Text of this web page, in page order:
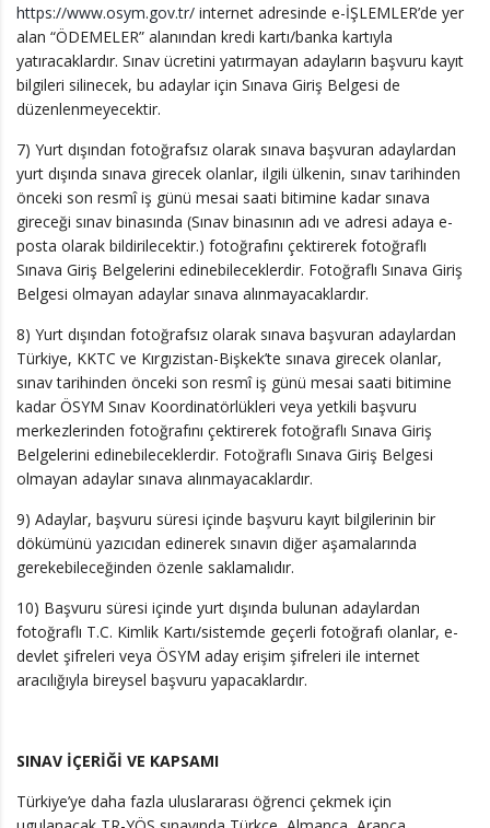
https://www.osym.gov.tr/ internet adresinde e-İŞLEMLER’de yer
alan “ÖDEMELER” alanından kredi kartı/banka kartıyla
yatıracaklardır. Sınav ücretini yatırmayan adayların başvuru kayıt
bilgileri silinecek, bu adaylar için Sınava Giriş Belgesi de
düzenlenmeyecektir.
7) Yurt dışından fotoğrafsız olarak sınava başvuran adaylardan
yurt dışında sınava girecek olanlar, ilgili ülkenin, sınav tarihinden
önceki son resmî iş günü mesai saati bitimine kadar sınava
gireceği sınav binasında (Sınav binasının adı ve adresi adaya e-
posta olarak bildirilecektir.) fotoğrafını çektirerek fotoğraflı
Sınava Giriş Belgelerini edinebileceklerdir. Fotoğraflı Sınava Giriş
Belgesi olmayan adaylar sınava alınmayacaklardır.
8) Yurt dışından fotoğrafsız olarak sınava başvuran adaylardan
Türkiye, KKTC ve Kırgızistan-Bişkek’te sınava girecek olanlar,
sınav tarihinden önceki son resmî iş günü mesai saati bitimine
kadar ÖSYM Sınav Koordinatörlükleri veya yetkili başvuru
merkezlerinden fotoğrafını çektirerek fotoğraflı Sınava Giriş
Belgelerini edinebileceklerdir. Fotoğraflı Sınava Giriş Belgesi
olmayan adaylar sınava alınmayacaklardır.
9) Adaylar, başvuru süresi içinde başvuru kayıt bilgilerinin bir
dökümünü yazıcıdan edinerek sınavın diğer aşamalarında
gerekebileceğinden özenle saklamalıdır.
10) Başvuru süresi içinde yurt dışında bulunan adaylardan
fotoğraflı T.C. Kimlik Kartı/sistemde geçerli fotoğrafı olanlar, e-
devlet şifreleri veya ÖSYM aday erişim şifreleri ile internet
aracılığıyla bireysel başvuru yapacaklardır.
SINAV İÇERİĞİ VE KAPSAMI
Türkiye’ye daha fazla uluslararası öğrenci çekmek için